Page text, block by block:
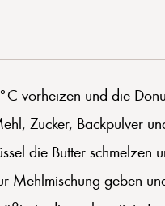
vorheizen und die
Zucker, Backpulver
die Butter
Mehlmischung geben